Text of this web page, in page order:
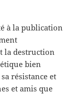
à la publication
la destruction
bien
résistance et
et amis que